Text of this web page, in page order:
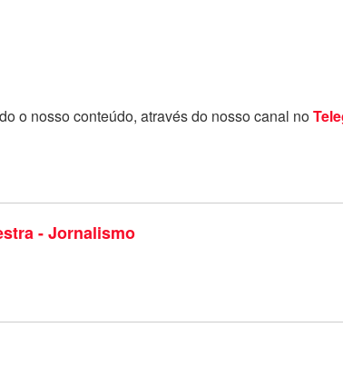
o nosso conteúdo, através do nosso canal no
- Jornalismo